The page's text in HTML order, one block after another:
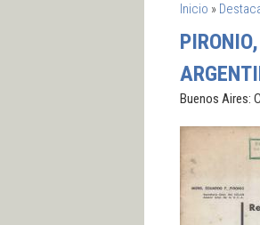
SE
Inicio »
Buenos Aires: